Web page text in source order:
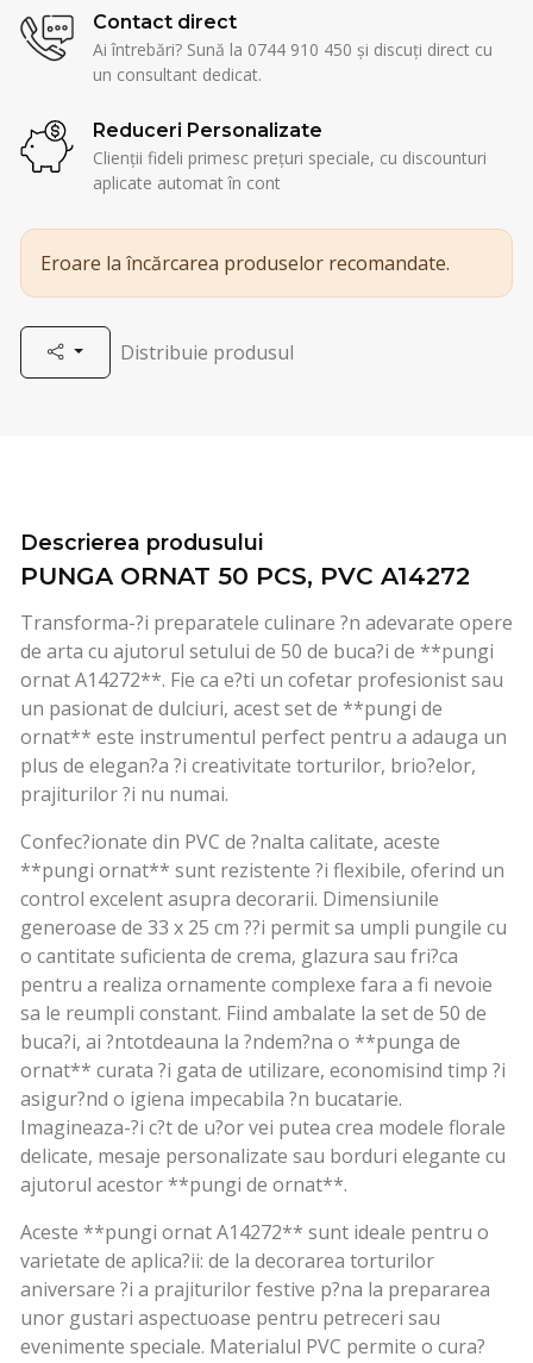
Contact direct
Ai întrebări? Sună la 0744 910 450 și discuți direct cu
un consultant dedicat.
Reduceri Personalizate
Clienții fideli primesc prețuri speciale, cu discounturi
aplicate automat în cont
Eroare la încărcarea produselor recomandate.
Distribuie produsul
Descrierea produsului
PUNGA ORNAT 50 PCS, PVC A14272
Transforma-?i preparatele culinare ?n adevarate opere
de arta cu ajutorul setului de 50 de buca?i de **pungi
ornat A14272**. Fie ca e?ti un cofetar profesionist sau
un pasionat de dulciuri, acest set de **pungi de
ornat** este instrumentul perfect pentru a adauga un
plus de elegan?a ?i creativitate torturilor, brio?elor,
prajiturilor ?i nu numai.
Confec?ionate din PVC de ?nalta calitate, aceste
**pungi ornat** sunt rezistente ?i flexibile, oferind un
control excelent asupra decorarii. Dimensiunile
generoase de 33 x 25 cm ??i permit sa umpli pungile cu
o cantitate suficienta de crema, glazura sau fri?ca
pentru a realiza ornamente complexe fara a fi nevoie
sa le reumpli constant. Fiind ambalate la set de 50 de
buca?i, ai ?ntotdeauna la ?ndem?na o **punga de
ornat** curata ?i gata de utilizare, economisind timp ?i
asigur?nd o igiena impecabila ?n bucatarie.
Imagineaza-?i c?t de u?or vei putea crea modele florale
delicate, mesaje personalizate sau borduri elegante cu
ajutorul acestor **pungi de ornat**.
Aceste **pungi ornat A14272** sunt ideale pentru o
varietate de aplica?ii: de la decorarea torturilor
aniversare ?i a prajiturilor festive p?na la prepararea
unor gustari aspectuoase pentru petreceri sau
evenimente speciale. Materialul PVC permite o cura?